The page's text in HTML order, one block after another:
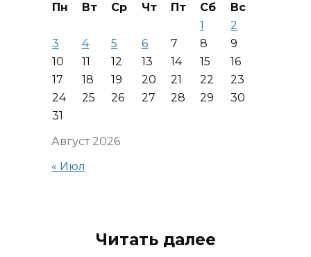
Август 2026
Пн Вт Ср Чт Пт Сб
Вс
1
2
3
4 5 6 7 8
9
10
11 12 13 14 15
16
17
18 19 20 21 22
23
24
25 26 27 28 29
30
31
« Июл
Читать далее